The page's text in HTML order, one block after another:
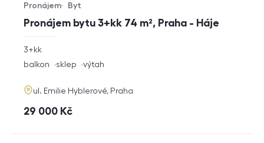
Pronájem bytu 3+kk 74 m², Praha - Háje
Typ nabídky
Pronájem
Typ nemovitosti
Byt
rozměry
3+kk
funkce
balkon sklep výtah
adresa
ul. Emilie Hyblerové, Praha
cena
29 000 Kč